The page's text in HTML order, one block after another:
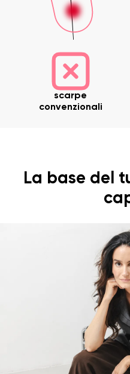
scarpe
convenzionali
La base del